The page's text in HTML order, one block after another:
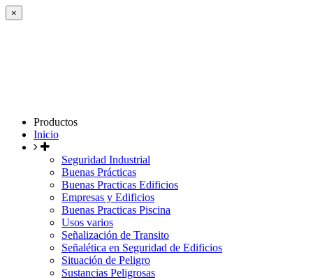
×
Productos
Inicio
Seguridad Industrial
Buenas Prácticas
Buenas Practicas Edificios
Empresas y Edificios
Buenas Practicas Piscina
Usos varios
Señalización de Transito
Señalética en Seguridad de Edificios
Situación de Peligro
Sustancias Peligrosas